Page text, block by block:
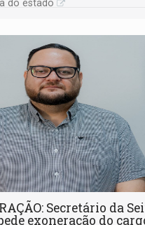
do estado
Secretário da
exoneração do